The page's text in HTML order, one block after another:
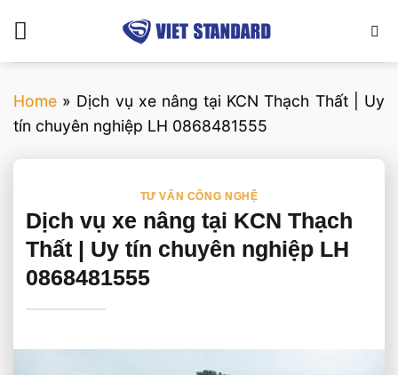
qua
nội
Home » Dịch vụ xe nâng tại KCN Thạch Thất | Uy
tín chuyên nghiệp LH 0868481555
TƯ VẤN CÔNG NGHỆ
Dịch vụ xe nâng tại KCN Thạch
Thất | Uy tín chuyên nghiệp LH
0868481555